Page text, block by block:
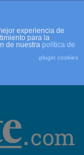
experiencia de
para la
de nuestra política de
plugin cookies